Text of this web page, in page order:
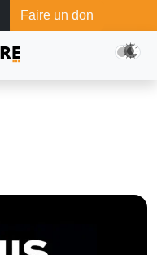
Faire un don